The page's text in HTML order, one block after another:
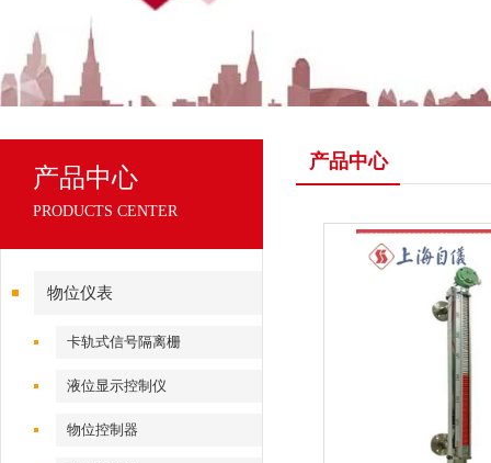
产品中心
PRODUCTS CENTER
物位仪表
卡轨式信号隔离栅
液位显示控制仪
物位控制器
产品中心